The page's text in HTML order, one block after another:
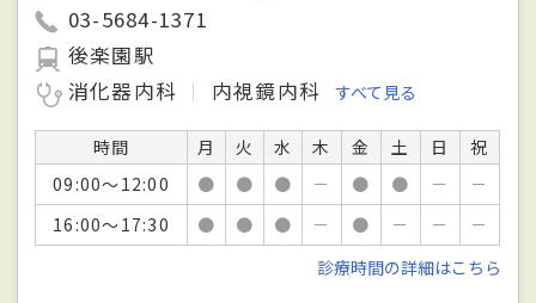
03-5684-1371
後楽園駅
消化器内科
内視鏡内科 すべて見る
時間 月 火 水 木 金 土 日
祝
09:00～12:00
● ● ● － ● ● －
－
16:00～17:30
● ● ● － ● － －
－
診療時間の詳細はこちら